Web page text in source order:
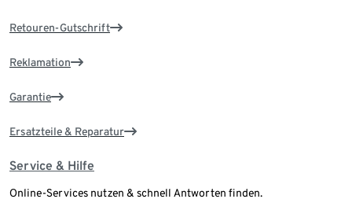
Retouren-Gutschrift
Reklamation
Garantie
Ersatzteile & Reparatur
Service & Hilfe
Online-Services nutzen & schnell Antworten finden.